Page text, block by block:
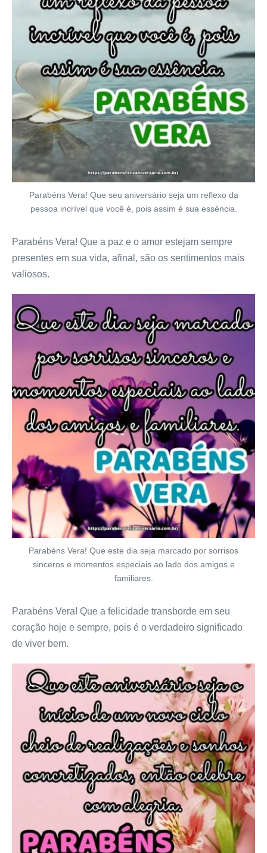
Parabéns Vera! Que seu aniversário seja um reflexo da
pessoa incrível que você é, pois assim é sua essência.
Parabéns Vera! Que a paz e o amor estejam sempre
presentes em sua vida, afinal, são os sentimentos mais
valiosos.
Parabéns Vera! Que este dia seja marcado por sorrisos
sinceros e momentos especiais ao lado dos amigos e
familiares.
Parabéns Vera! Que a felicidade transborde em seu
coração hoje e sempre, pois é o verdadeiro significado
de viver bem.